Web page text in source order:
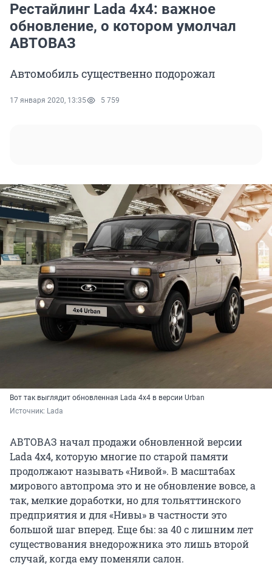
Рестайлинг Lada 4x4: важное
обновление, о котором умолчал
АВТОВАЗ
Автомобиль существенно подорожал
17 января 2020, 13:35 5 759
Вот так выглядит обновленная Lada 4х4 в версии Urban
Источник: Lada
АВТОВАЗ начал продажи обновленной версии
Lada 4x4, которую многие по старой памяти
продолжают называть «Нивой». В масштабах
мирового автопрома это и не обновление вовсе, а
так, мелкие доработки, но для тольяттинского
предприятия и для «Нивы» в частности это
большой шаг вперед. Еще бы: за 40 с лишним лет
существования внедорожника это лишь второй
случай, когда ему поменяли салон.